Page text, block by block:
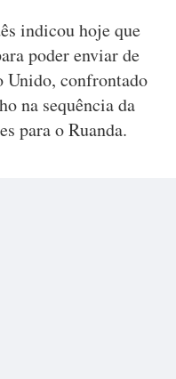
indicou hoje que
poder enviar de
Unido, confrontado
na sequência da
para o Ruanda.